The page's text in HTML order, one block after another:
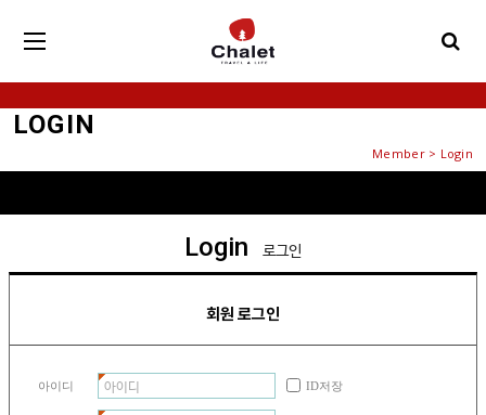
LOGIN
Member > Login
Login 로그인
회원 로그인
아이디 ID저장